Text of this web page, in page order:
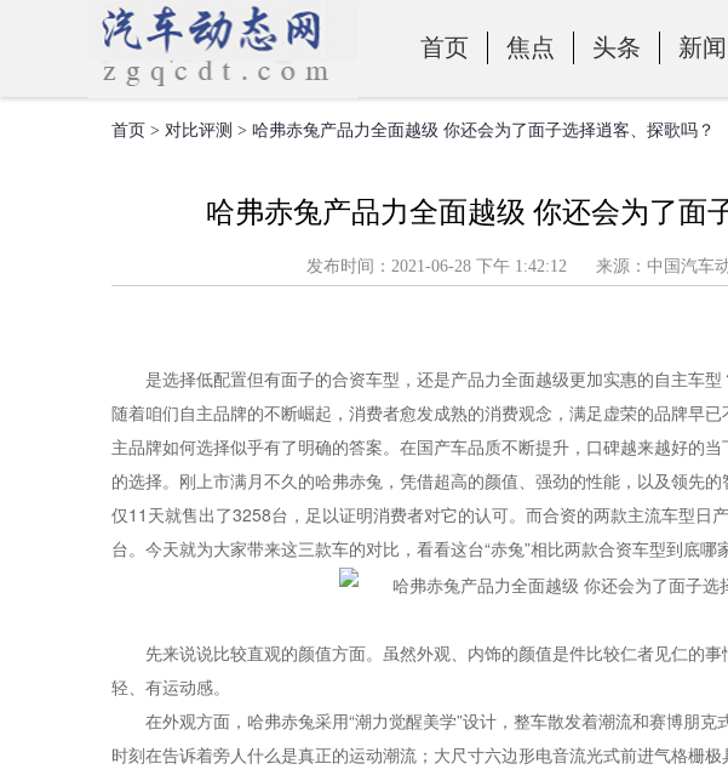
首页 焦点 头条 新
零部件
首页 > 对比评测 > 哈弗赤兔产品力全面越级 你还会为了面子选择逍客、探歌吗？
哈弗赤兔产品力全面越级 你还会为了面
发布时间：2021-06-28 下午 1:42:12 来源：中国汽
是选择低配置但有面子的合资车型，还是产品力全面越级更加实惠的自主车
随着咱们自主品牌的不断崛起，消费者愈发成熟的消费观念，满足虚荣的品牌早
主品牌如何选择似乎有了明确的答案。在国产车品质不断提升，口碑越来越好的
的选择。刚上市满月不久的哈弗赤兔，凭借超高的颜值、强劲的性能，以及领先
仅11天就售出了3258台，足以证明消费者对它的认可。而合资的两款主流车型日
台。今天就为大家带来这三款车的对比，看看这台“赤兔”相比两款合资车型到底哪
先来说说比较直观的颜值方面。虽然外观、内饰的颜值是件比较仁者见仁的
轻、有运动感。
在外观方面，哈弗赤兔采用“潮力觉醒美学”设计，整车散发着潮流和赛博朋
时刻在告诉着旁人什么是真正的运动潮流；大尺寸六边形电音流光式前进气格栅